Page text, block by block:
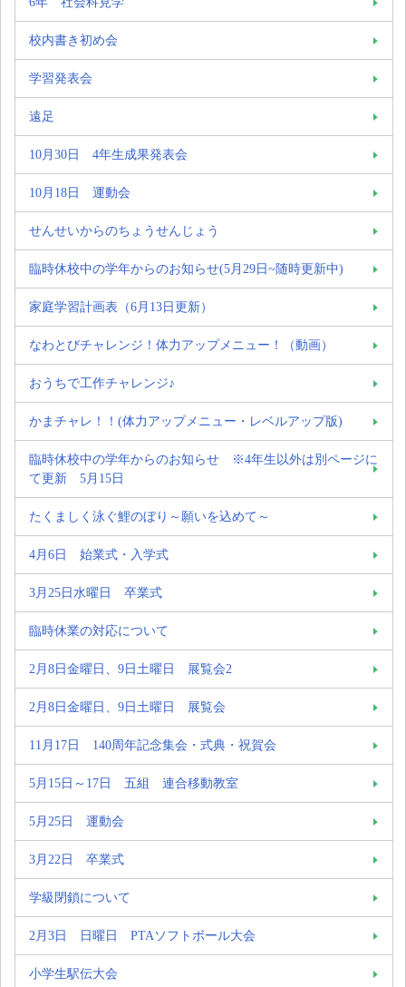
校内書き初め会
学習発表会
遠足
10月30日 4年生成果発表会
10月18日 運動会
せんせいからのちょうせんじょう
臨時休校中の学年からのお知らせ(5月29日~随時更新中)
家庭学習計画表（6月13日更新）
なわとびチャレンジ！体力アップメニュー！（動画）
おうちで工作チャレンジ♪
かまチャレ！！(体力アップメニュー・レベルアップ版)
臨時休校中の学年からのお知らせ ※4年生以外は別ページに
て更新 5月15日
たくましく泳ぐ鯉のぼり～願いを込めて～
4月6日 始業式・入学式
3月25日水曜日 卒業式
臨時休業の対応について
2月8日金曜日、9日土曜日 展覧会2
2月8日金曜日、9日土曜日 展覧会
11月17日 140周年記念集会・式典・祝賀会
5月15日～17日 五組 連合移動教室
5月25日 運動会
3月22日 卒業式
学級閉鎖について
2月3日 日曜日 PTAソフトボール大会
小学生駅伝大会